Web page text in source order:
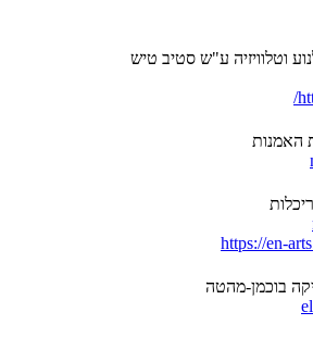
וטלוויזיה ע"ש סטיב טיש
האמנות
https://en-
בוכמן-מהטה